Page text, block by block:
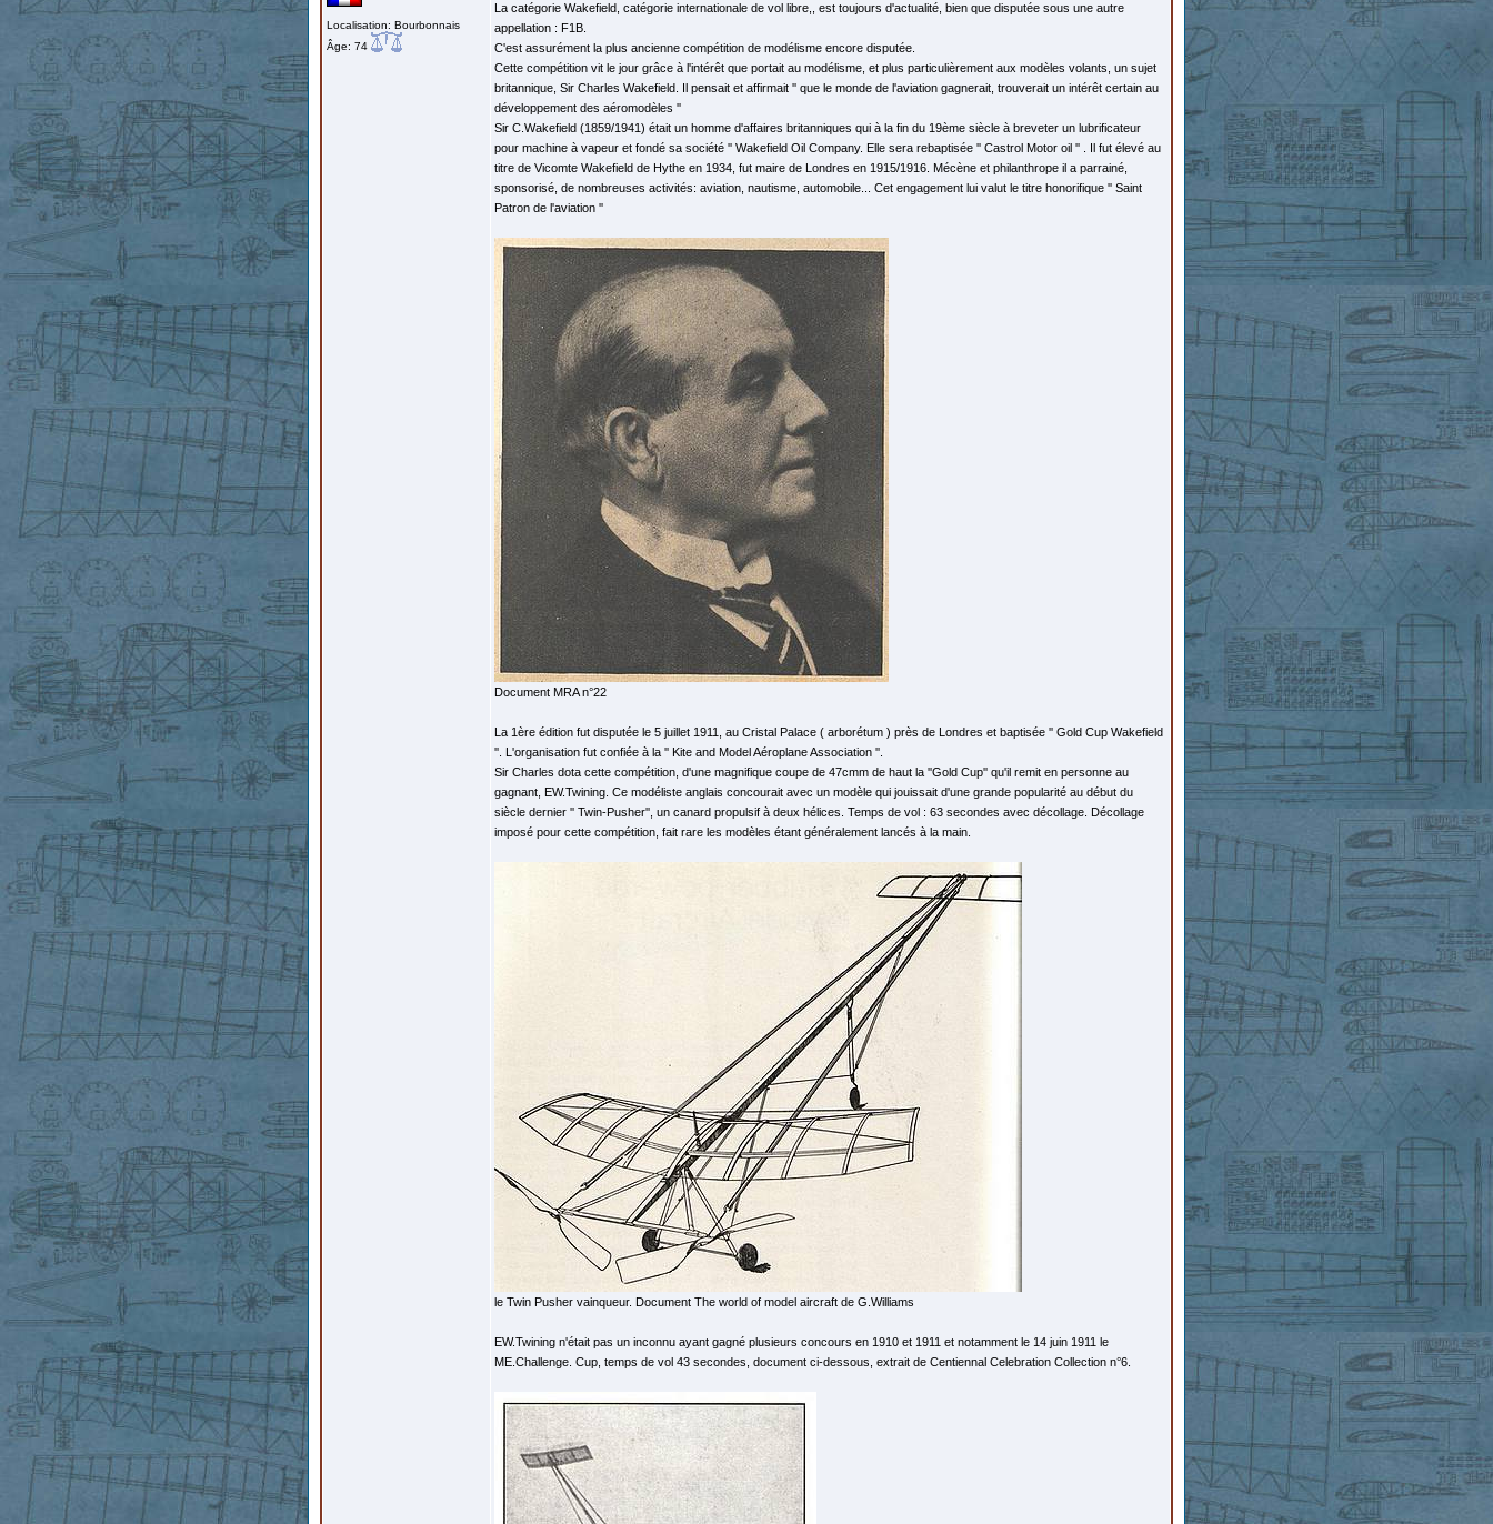
Localisation: Bourbonnais
Âge: 74
La catégorie Wakefield, catégorie internationale de vol libre,, est toujours d'actualité, bien que disputée sous une autre
appellation : F1B.
C'est assurément la plus ancienne compétition de modélisme encore disputée.
Cette compétition vit le jour grâce à l'intérêt que portait au modélisme, et plus particulièrement aux modèles volants, un sujet
britannique, Sir Charles Wakefield. Il pensait et affirmait '' que le monde de l'aviation gagnerait, trouverait un intérêt certain au
développement des aéromodèles ''
Sir C.Wakefield (1859/1941) était un homme d'affaires britanniques qui à la fin du 19ème siècle à breveter un lubrificateur
pour machine à vapeur et fondé sa société '' Wakefield Oil Company. Elle sera rebaptisée '' Castrol Motor oil '' . Il fut élevé au
titre de Vicomte Wakefield de Hythe en 1934, fut maire de Londres en 1915/1916. Mécène et philanthrope il a parrainé,
sponsorisé, de nombreuses activités: aviation, nautisme, automobile... Cet engagement lui valut le titre honorifique '' Saint
Patron de l'aviation ''
Document MRA n°22
La 1ère édition fut disputée le 5 juillet 1911, au Cristal Palace ( arborétum ) près de Londres et baptisée '' Gold Cup Wakefield
''. L'organisation fut confiée à la '' Kite and Model Aéroplane Association ''.
Sir Charles dota cette compétition, d'une magnifique coupe de 47cmm de haut la ''Gold Cup'' qu'il remit en personne au
gagnant, EW.Twining. Ce modéliste anglais concourait avec un modèle qui jouissait d'une grande popularité au début du
siècle dernier '' Twin-Pusher'', un canard propulsif à deux hélices. Temps de vol : 63 secondes avec décollage. Décollage
imposé pour cette compétition, fait rare les modèles étant généralement lancés à la main.
le Twin Pusher vainqueur. Document The world of model aircraft de G.Williams
EW.Twining n'était pas un inconnu ayant gagné plusieurs concours en 1910 et 1911 et notamment le 14 juin 1911 le
ME.Challenge. Cup, temps de vol 43 secondes, document ci-dessous, extrait de Centiennal Celebration Collection n°6.